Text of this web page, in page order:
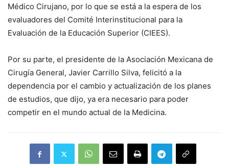
Médico Cirujano, por lo que se está a la espera de los
evaluadores del Comité Interinstitucional para la
Evaluación de la Educación Superior (CIEES).
Por su parte, el presidente de la Asociación Mexicana de
Cirugía General, Javier Carrillo Silva, felicitó a la
dependencia por el cambio y actualización de los planes
de estudios, que dijo, ya era necesario para poder
competir en el mundo actual de la Medicina.